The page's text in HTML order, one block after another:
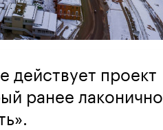
действует проект
ранее лаконично